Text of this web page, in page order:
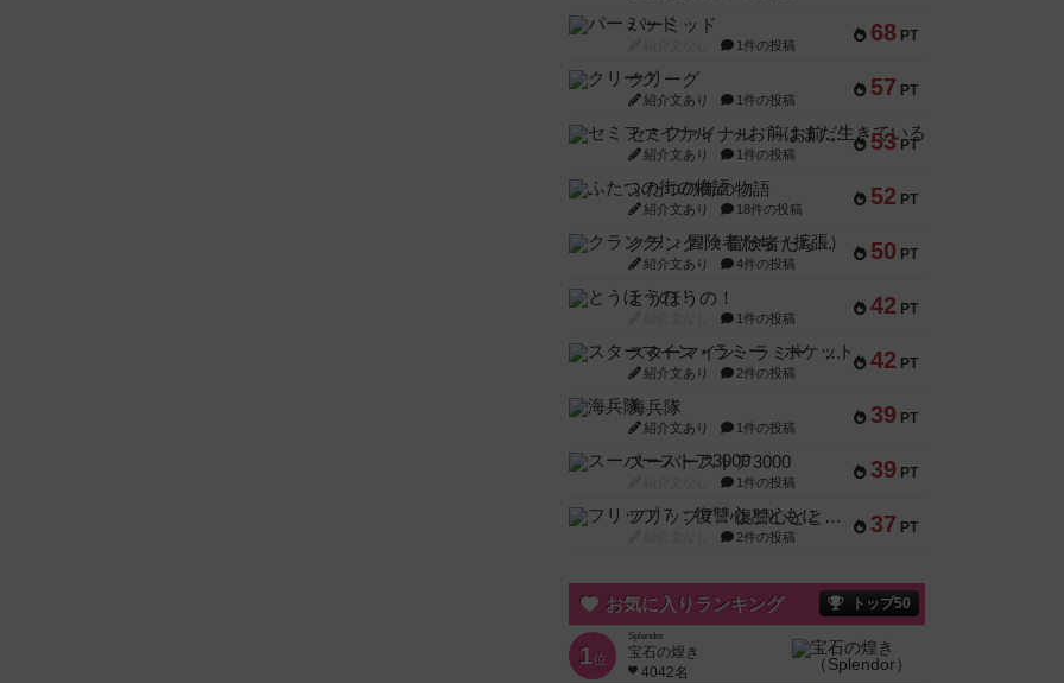
68 PT
パーミッド
1件の投稿
57 PT
クリーグ
紹介文あり 1件の投稿
53 PT
セミファイナル ～お前はまだ生きている～
紹介文あり 1件の投稿
52 PT
ふたつの街の物語
紹介文あり 18件の投稿
50 PT
クランク! ：冒険者たち（拡張）
紹介文あり 4件の投稿
42 PT
とうほうの！
1件の投稿
42 PT
スターマイン・ラミー ポケット
紹介文あり 2件の投稿
39 PT
海兵隊
紹介文あり 1件の投稿
39 PT
スーパーストア3000
1件の投稿
37 PT
フリップ７：復讐心とともに
2件の投稿
お気に入りランキング トップ50
1位
Splendor
宝石の煌き
4042名